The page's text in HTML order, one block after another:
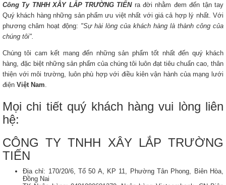
Công Ty TNHH XÂY LẮP TRƯỜNG TIẾNra đời nhằm đem đến tận tay
Quý khách hàng những sản phẩm ưu việt nhất với giá cả hợp lý nhất. Với
phương châm hoạt động: "Sự hài lòng của khách hàng là thành công của
chúng tôi".
Chúng tôi cam kết mang đến những sản phẩm tốt nhất đến quý khách
hàng, đặc biệt những sản phẩm của chúng tôi luôn đạt tiêu chuẩn cao, thân
thiện với môi trường, luôn phù hợp với điều kiên vận hành của mạng lưới
điện Việt Nam
Mọi chi tiết quý khách hàng vui lòng liên
hệ:
CÔNG TY TNHH XÂY LẮP TRƯỜNG
TIẾN
Địa chỉ: 170/20/6, Tổ 50 A, KP 11, Phường Tân Phong, Biên Hòa,
Đồng Nai